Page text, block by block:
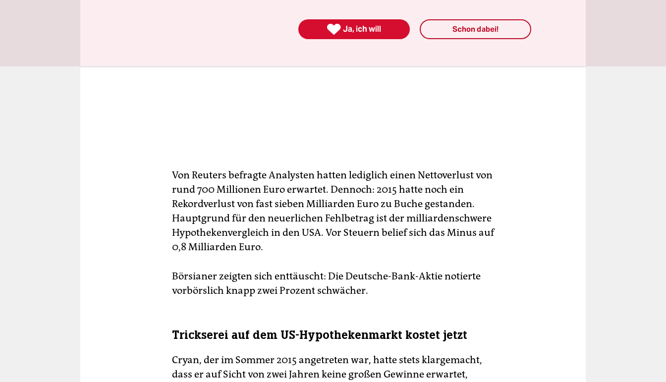
Von Reuters befragte Analysten hatten lediglich einen Nettoverlust von
rund 700 Millionen Euro erwartet. Dennoch: 2015 hatte noch ein
Rekordverlust von fast sieben Milliarden Euro zu Buche gestanden.
Hauptgrund für den neuerlichen Fehlbetrag ist der milliardenschwere
Hypothekenvergleich in den USA. Vor Steuern belief sich das Minus auf
0,8 Milliarden Euro.
Börsianer zeigten sich enttäuscht: Die Deutsche-Bank-Aktie notierte
vorbörslich knapp zwei Prozent schwächer.
Trickserei auf dem US-Hypothekenmarkt kostet jetzt
Cryan, der im Sommer 2015 angetreten war, hatte stets klargemacht,
dass er auf Sicht von zwei Jahren keine großen Gewinne erwartet,
 Ja, ich will Schon dabei!